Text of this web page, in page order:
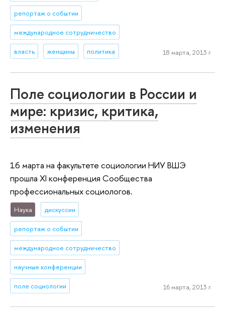
репортаж о событии
международное сотрудничество
власть женщины политика 18 марта, 2013 г.
Поле социологии в России и
мире: кризис, критика,
изменения
16 марта на факультете социологии НИУ ВШЭ
прошла XI конференция Сообщества
профессиональных социологов.
Наука дискуссии
репортаж о событии
международное сотрудничество
научные конференции
поле социологии 16 марта, 2013 г.